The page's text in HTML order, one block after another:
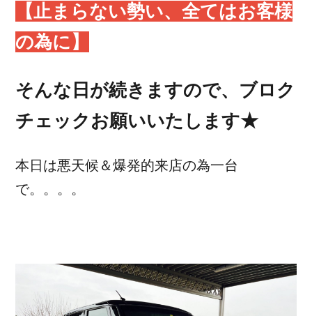
【止まらない勢い、全てはお客様
の為に】
そんな日が続きますので、ブロク
チェックお願いいたします★
本日は悪天候＆爆発的来店の為一台
で。。。。